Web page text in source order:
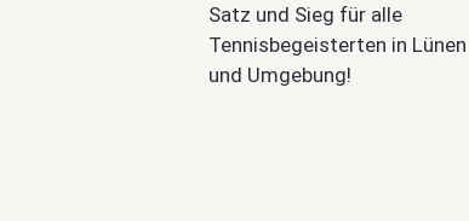
Satz und Sieg für alle
Tennisbegeisterten in Lünen
und Umgebung!